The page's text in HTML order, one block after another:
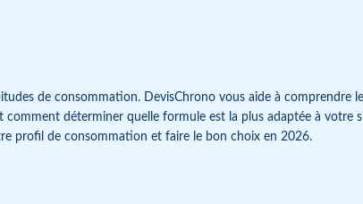
de consommation. DevisChrono vous aide à comprendre
déterminer quelle formule est la plus adaptée à votre
profil de consommation et faire le bon choix en 2026.